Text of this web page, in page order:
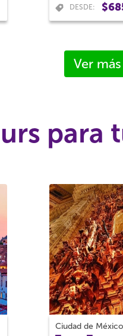
DESDE:
Ver
para
Ciudad de México